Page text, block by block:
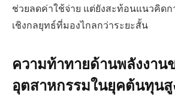
ช่วยลดค่าใช้จ่าย แต่ยังสะท้อนแนวคิด
เชิงกลยุทธ์ที่มองไกลกว่าระยะสั้น
ความท้าทายด้านพลังงาน
อุตสาหกรรมในยุคต้นทุนสู